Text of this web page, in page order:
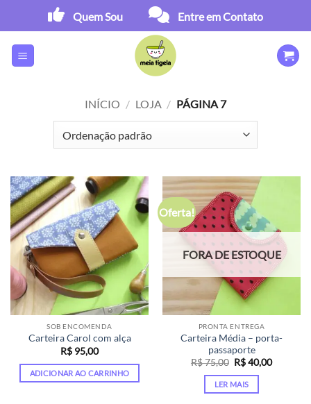
content
Quem Sou Entre em Contato
INÍCIO / LOJA / PÁGINA 7
SOB ENCOMENDA
Carteira Carol com alça
R$ 95,00
ADICIONAR AO CARRINHO
Oferta!
FORA DE ESTOQUE
PRONTA ENTREGA
Carteira Média – porta-
passaporte
R$75,00 O
preço
original
era:
R$40,00O
LER MAIS